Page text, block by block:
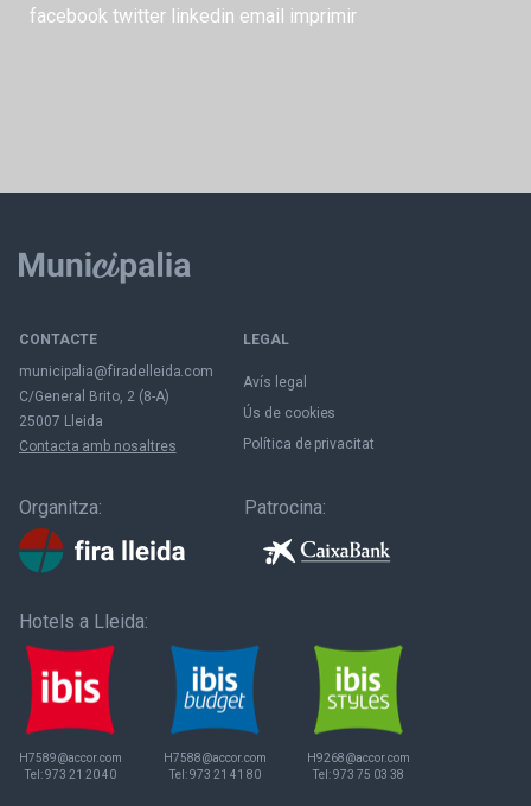
facebook twitter linkedin email imprimir
CONTACTE
municipalia@firadelleida.com
C/General Brito, 2 (8-A)
25007 Lleida
Contacta amb nosaltres
LEGAL
Avís legal
Ús de cookies
Política de privacitat
Organitza: Patrocina:
Hotels a Lleida:
H7589@accor.com
Tel:973 21 20 40
H7588@accor.com
Tel:973 21 41 80
H9268@accor.com
Tel:973 75 03 38